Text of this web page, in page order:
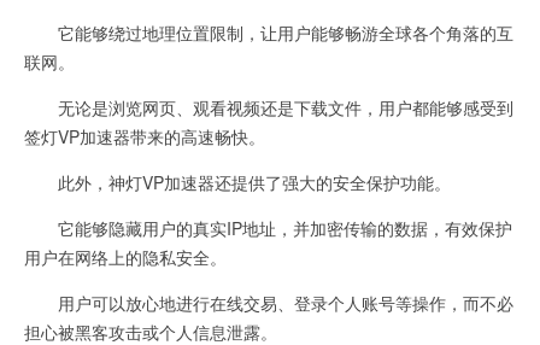
它能够绕过地理位置限制，让用户能够畅游全球各个角落的互
联网。
无论是浏览网页、观看视频还是下载文件，用户都能够感受到
签灯VP加速器带来的高速畅快。
此外，神灯VP加速器还提供了强大的安全保护功能。
它能够隐藏用户的真实IP地址，并加密传输的数据，有效保护
用户在网络上的隐私安全。
用户可以放心地进行在线交易、登录个人账号等操作，而不必
担心被黑客攻击或个人信息泄露。